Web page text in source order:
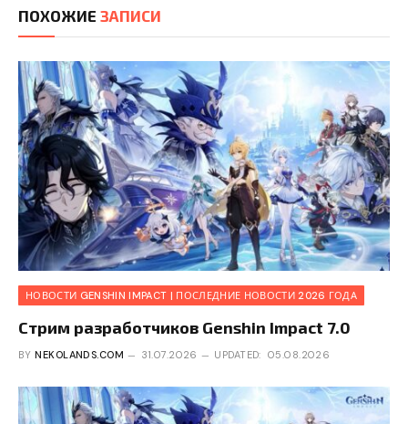
ПОХОЖИЕ ЗАПИСИ
НОВОСТИ GENSHIN IMPACT | ПОСЛЕДНИЕ НОВОСТИ 2026 ГОДА
Стрим разработчиков Genshin Impact 7.0
BY NEKOLANDS.COM 31.07.2026 UPDATED: 05.08.2026